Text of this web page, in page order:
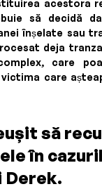
acestora
să decidă
înșelate sau
deja
care
care
să
în